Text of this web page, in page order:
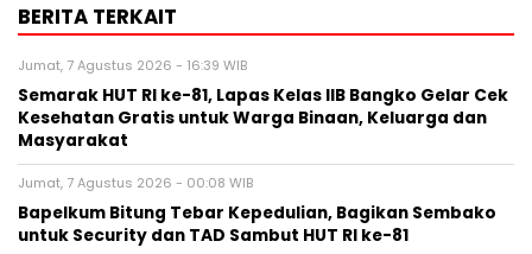
BERITA TERKAIT
Jumat, 7 Agustus 2026 - 16:39 WIB
Semarak HUT RI ke-81, Lapas Kelas IIB Bangko Gelar Cek
Kesehatan Gratis untuk Warga Binaan, Keluarga dan
Masyarakat
Jumat, 7 Agustus 2026 - 00:08 WIB
Bapelkum Bitung Tebar Kepedulian, Bagikan Sembako
untuk Security dan TAD Sambut HUT RI ke-81